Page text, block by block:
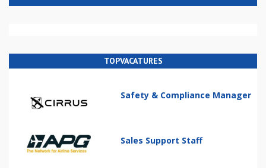
TOPVACATURES
Safety & Compliance Manager
Sales Support Staff